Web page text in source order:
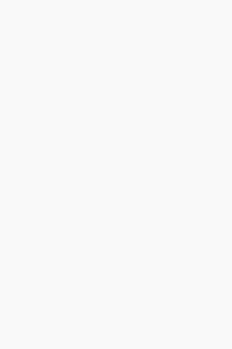
কারখানা : সরকারের রাজস্ব ক্ষতির
অর্থনীতি বদলে দিতে পলাশে
কংগ্রেস অনুষ্ঠিত